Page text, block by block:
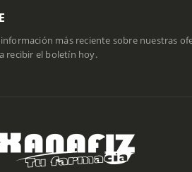
más reciente sobre nuestras
recibir el boletín hoy.